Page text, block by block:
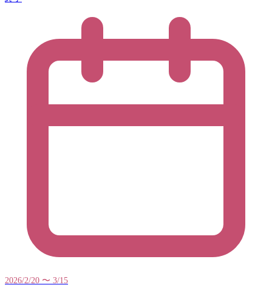
2026/2/20 〜 3/15